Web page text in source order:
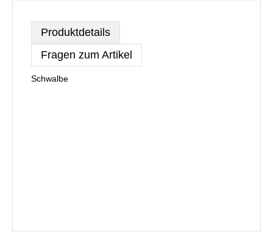
Produktdetails
Fragen zum Artikel
Schwalbe